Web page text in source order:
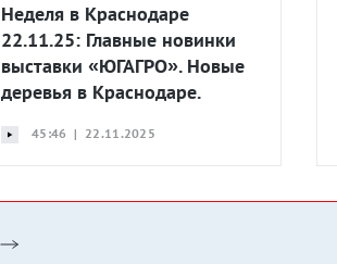
Неделя в Краснодаре
22.11.25: Главные новинки
выставки «ЮГАГРО». Новые
деревья в Краснодаре.
45:46 | 22.11.2025